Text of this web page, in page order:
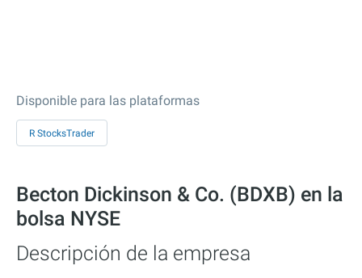
Disponible para las plataformas
R StocksTrader
Becton Dickinson & Co. (BDXB) en la
bolsa NYSE
Descripción de la empresa